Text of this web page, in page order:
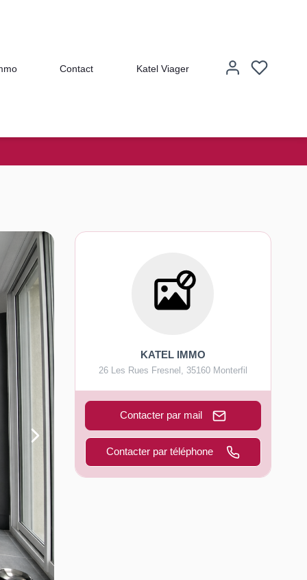
Contact Katel Viager
KATEL IMMO
26 Les Rues Fresnel , 35160 Monterfil
Contacter par mail
Contacter par téléphone